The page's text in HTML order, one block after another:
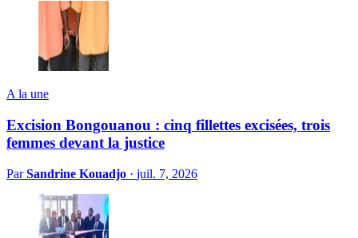
A la une
Excision Bongouanou : cinq fillettes excisées, trois
femmes devant la justice
ParSandrine Kouadjo · juil. 7, 2026